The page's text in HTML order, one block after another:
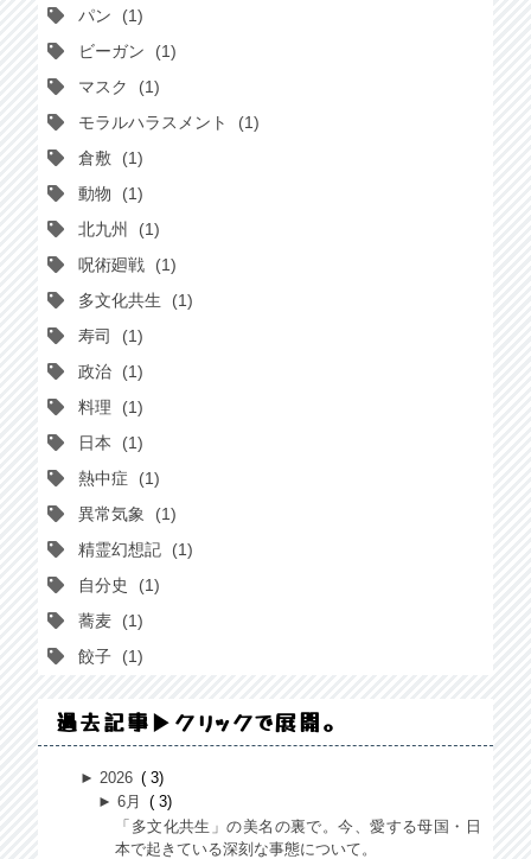
パン
1
ビーガン
1
マスク
1
モラルハラスメント
1
倉敷
1
動物
1
北九州
1
呪術廻戦
1
多文化共生
1
寿司
1
政治
1
料理
1
日本
1
熱中症
1
異常気象
1
精霊幻想記
1
自分史
1
蕎麦
1
餃子
1
過去記事▶クリックで展開。
►2026
3
►6月
3
「多文化共生」の美名の裏で。今、愛する母国・日
本で起きている深刻な事態について。